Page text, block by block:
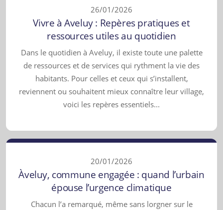
26/01/2026
Vivre à Aveluy : Repères pratiques et
ressources utiles au quotidien
Dans le quotidien à Aveluy, il existe toute une palette
de ressources et de services qui rythment la vie des
habitants. Pour celles et ceux qui s’installent,
reviennent ou souhaitent mieux connaître leur village,
voici les repères essentiels...
20/01/2026
Àveluy, commune engagée : quand l’urbain
épouse l’urgence climatique
Chacun l’a remarqué, même sans lorgner sur le